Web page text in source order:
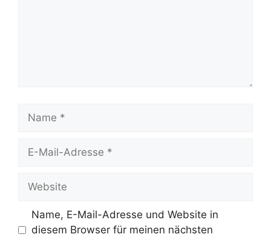
Name, E-Mail-Adresse und Website in
diesem Browser für meinen nächsten